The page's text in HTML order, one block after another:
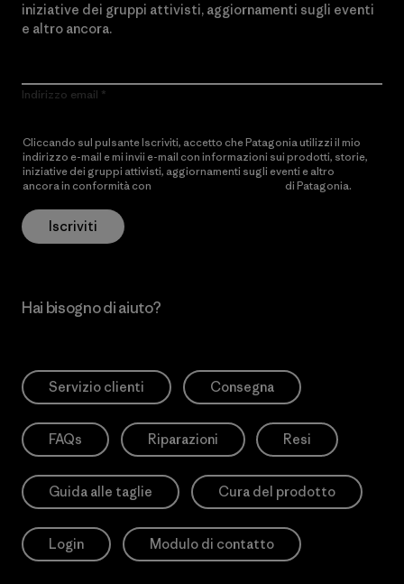
iniziative dei gruppi attivisti, aggiornamenti sugli eventi
e altro ancora.
Indirizzo email
Cliccando sul pulsante Iscriviti, accetto che Patagonia utilizzi il mio
indirizzo e-mail e mi invii e-mail con informazioni sui prodotti, storie,
iniziative dei gruppi attivisti, aggiornamenti sugli eventi e altro
ancora in conformità con
di Patagonia.
Iscriviti
Hai bisogno di aiuto?
Servizio clienti Consegna
FAQs Riparazioni Resi
Guida alle taglie Cura del prodotto
Login Modulo di contatto